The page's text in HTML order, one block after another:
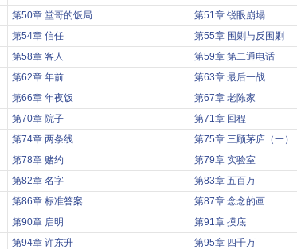
第50章 堂哥的饭局 第51章 锐眼崩塌
第54章 信任 第55章 围剿与反围剿
第58章 客人 第59章 第二通电话
第62章 年前 第63章 最后一战
第66章 年夜饭 第67章 老陈家
第70章 院子 第71章 回程
第74章 两条线 第75章 三顾茅庐（一）
第78章 赌约 第79章 实验室
第82章 名字 第83章 五百万
第86章 标准答案 第87章 念念的画
第90章 启明 第91章 摸底
第94章 许东升 第95章 四千万